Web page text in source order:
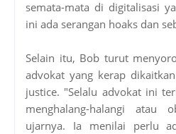
semata-mata di digitalisasi
ini ada serangan hoaks dan
Selain itu, Bob turut
advokat yang kerap
justice. "Selalu advokat ini
menghalang-halangi atau
ujarnya. Ia menilai perlu